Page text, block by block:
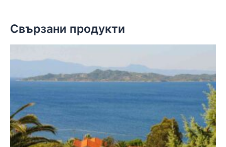
Свързани продукти